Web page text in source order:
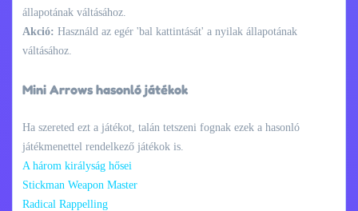
állapotának váltásához.
Akció: Használd az egér 'bal kattintását' a nyilak állapotának
váltásához.
Mini Arrows hasonló játékok
Ha szereted ezt a játékot, talán tetszeni fognak ezek a hasonló
játékmenettel rendelkező játékok is.
A három királyság hősei
Stickman Weapon Master
Radical Rappelling